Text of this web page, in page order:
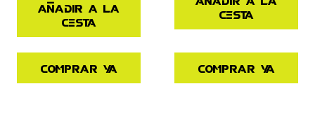
decoraAñadir a la
cesta
Comprar ya
cesta
Comprar ya